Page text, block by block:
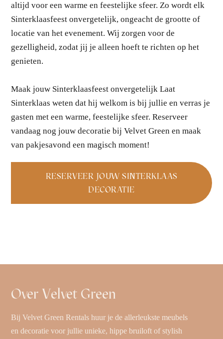
altijd voor een warme en feestelijke sfeer. Zo wordt elk
Sinterklaasfeest onvergetelijk, ongeacht de grootte of
locatie van het evenement. Wij zorgen voor de
gezelligheid, zodat jij je alleen hoeft te richten op het
genieten.
Maak jouw Sinterklaasfeest onvergetelijk Laat
Sinterklaas weten dat hij welkom is bij jullie en verras je
gasten met een warme, feestelijke sfeer. Reserveer
vandaag nog jouw decoratie bij Velvet Green en maak
van pakjesavond een magisch moment!
RESERVEER JOUW SINTERKLAAS
DECORATIE
Over Velvet Green
Bij Velvet Green Rentals huur je de allerleukste meubels
en decoratie voor jullie unieke, hippe bruiloft of stylish